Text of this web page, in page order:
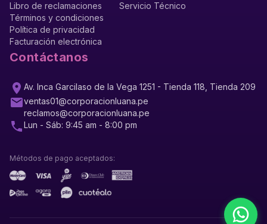
Libro de reclamaciones
Términos y condiciones
Política de privacidad
Facturación electrónica
Servicio Técnico
Contáctanos
Av. Inca Garcilaso de la Vega 1251 - Tienda 118, Tienda 209
ventas01@corporacionluana.pe
reclamos@corporacionluana.pe
Lun - Sáb: 9:45 am - 8:00 pm
Métodos de pago aceptados: